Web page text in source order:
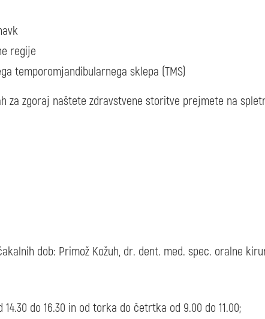
regije
temporomjandibularnega sklepa (TMS)
za zgoraj naštete zdravstvene storitve prejmete na
dob: Primož Kožuh, dr. dent. med. spec. oralne
do 16.30 in od torka do četrtka od 9.00 do 11.00;